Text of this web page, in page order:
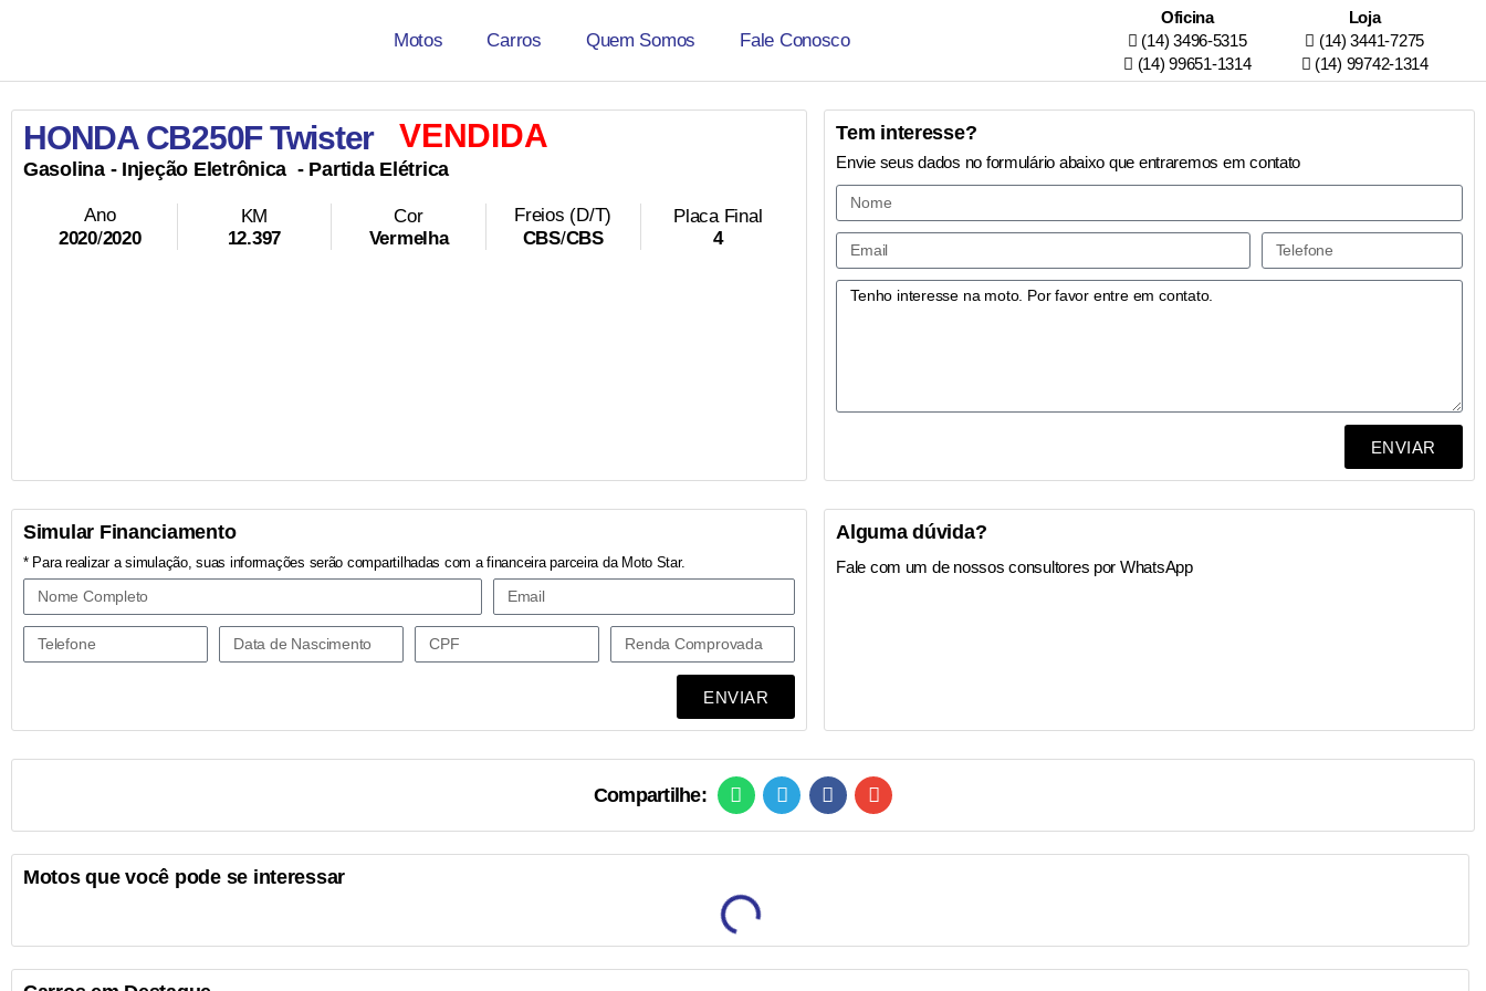
Motos Carros Quem Somos Fale Conosco
Oficina
(14) 3496-5315
(14) 99651-1314
Loja
(14) 3441-7275
(14) 99742-1314
HONDA CB250F TwisterVENDIDA
Gasolina- Injeção Eletrônica - Partida Elétrica
Ano
2020/2020
KM
12.397
Cor
Vermelha
Freios (D/T)
CBS/CBS
Placa Final
4
Tem interesse?
Envie seus dados no formulário abaixo que entraremos em contato
ENVIAR
Simular Financiamento
* Para realizar a simulação, suas informações serão compartilhadas com a financeira parceira da Moto Star.
ENVIAR
Alguma dúvida?
Fale com um de nossos consultores por WhatsApp
Compartilhe:
Motos que você pode se interessar